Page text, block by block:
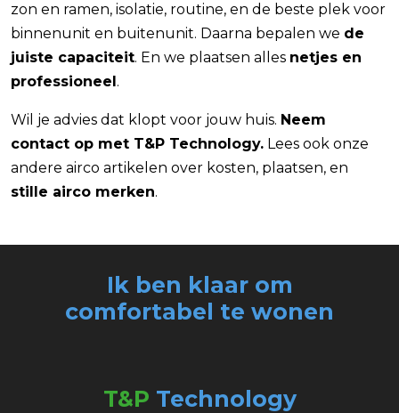
zon en ramen, isolatie, routine, en de beste plek voor
binnenunit en buitenunit. Daarna bepalen we de
juiste capaciteit. En we plaatsen alles netjes en
professioneel.
Wil je advies dat klopt voor jouw huis. Neem
contact op met T&P Technology. Lees ook onze
andere airco artikelen over kosten, plaatsen, en
stille airco merken.
Ik ben klaar om
comfortabel te wonen
T&P Technology